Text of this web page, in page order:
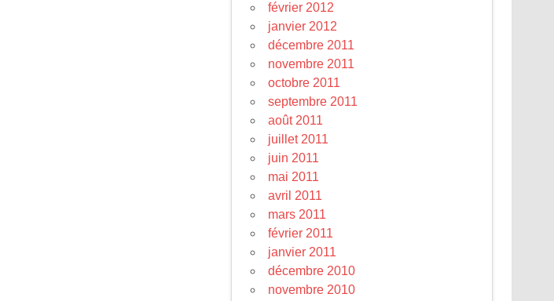
février 2012
janvier 2012
décembre 2011
novembre 2011
octobre 2011
septembre 2011
août 2011
juillet 2011
juin 2011
mai 2011
avril 2011
mars 2011
février 2011
janvier 2011
décembre 2010
novembre 2010